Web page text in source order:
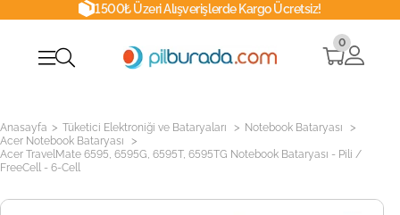
1500₺ Üzeri Alışverişlerde Kargo Ücretsiz!
0
Anasayfa > Tüketici Elektroniği ve Bataryaları > Notebook Bataryası >
Acer Notebook Bataryası >
Acer TravelMate 6595, 6595G, 6595T, 6595TG Notebook Bataryası - Pili /
FreeCell - 6-Cell